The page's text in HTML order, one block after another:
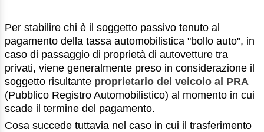
Per stabilire chi è il soggetto passivo tenuto al
pagamento della tassa automobilistica "bollo auto", in
caso di passaggio di proprietà di autovetture tra
privati, viene generalmente preso in considerazione il
soggetto risultante proprietario del veicolo al PRA
(Pubblico Registro Automobilistico) al momento in cui
scade il termine del pagamento.
Cosa succede tuttavia nel caso in cui il trasferimento